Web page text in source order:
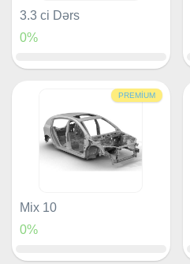
3.3 ci Dərs
0%
PREMIUM
Mix 10
0%